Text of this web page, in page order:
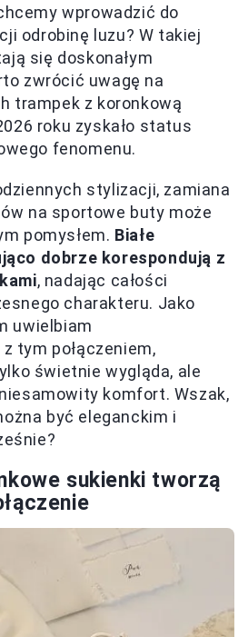
wprowadzić do
odrobinę luzu? W takiej
się doskonałym
zwrócić uwagę na
trampek z koronkową
roku zyskało status
fenomenu.
stylizacji, zamiana
na sportowe buty może
pomysłem. Białe
dobrze korespondują z
, nadając całości
charakteru. Jako
uwielbiam
tym połączeniem,
świetnie wygląda, ale
komfort. Wszak,
być eleganckim i
sukienki tworzą